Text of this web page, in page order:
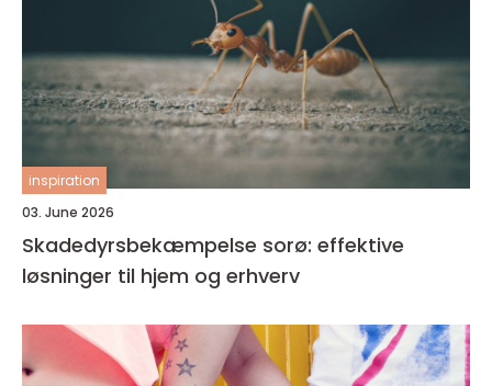
inspiration
03. June 2026
Skadedyrsbekæmpelse sorø: effektive
løsninger til hjem og erhverv